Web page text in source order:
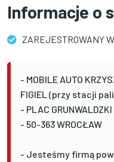
Informacje o
ZAREJESTROWANY
- MOBILE AUTO
FIGIEL (przy stacji
- PLAC
- 50-363 WROCŁAW
- Jesteśmy firmą